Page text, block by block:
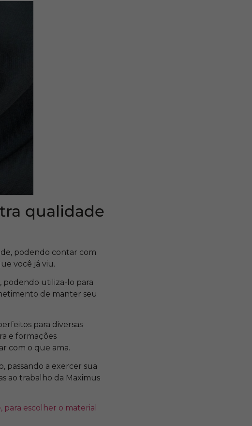
qualidade
podendo contar com
você já viu.
podendo utiliza-lo para
de manter seu
para diversas
e formações
com o que ama.
passando a exercer sua
ao trabalho da Maximus
para escolher o material